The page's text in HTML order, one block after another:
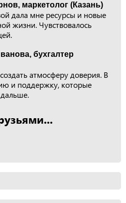
маркетолог (Казань)
дала мне ресурсы и новые
жизни. Чувствовалось
бухгалтер
атмосферу доверия. В
и поддержку, которые